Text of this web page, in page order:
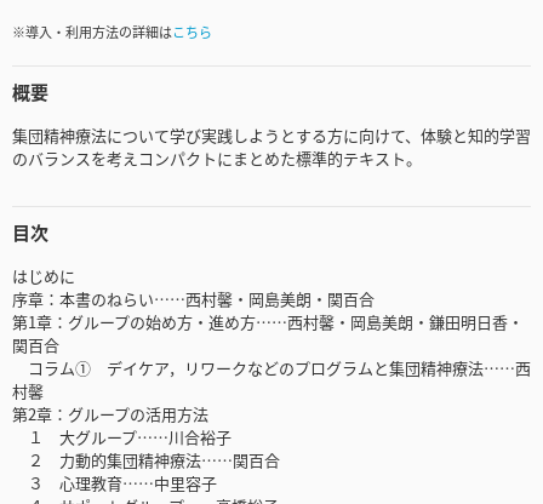
※導入・利用方法の詳細はこちら
概要
集団精神療法について学び実践しようとする方に向けて、体験と知的学習
のバランスを考えコンパクトにまとめた標準的テキスト。
目次
はじめに
序章：本書のねらい……西村馨・岡島美朗・関百合
第1章：グループの始め方・進め方……西村馨・岡島美朗・鎌田明日香・
関百合
コラム① デイケア，リワークなどのプログラムと集団精神療法……西
村馨
第2章：グループの活用方法
１ 大グループ……川合裕子
２ 力動的集団精神療法……関百合
３ 心理教育……中里容子